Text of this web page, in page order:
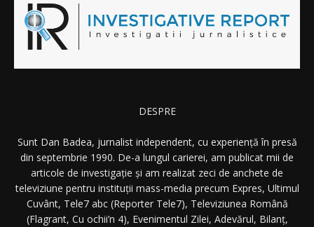
DESPRE
Sunt Dan Badea, jurnalist independent, cu experiență în presă
din septembrie 1990. De-a lungul carierei, am publicat mii de
articole de investigație și am realizat zeci de anchete de
televiziune pentru instituții mass-media precum Expres, Ultimul
Cuvânt, Tele7 abc (Reporter Tele7), Televiziunea Română
(Flagrant, Cu ochii’n 4), Evenimentul Zilei, Adevărul, Bilanț,